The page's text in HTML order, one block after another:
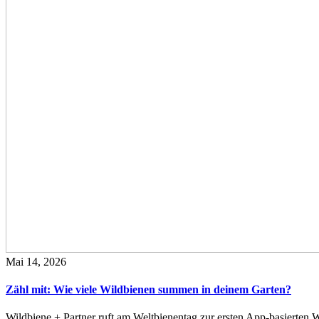
Mai 14, 2026
Zähl mit: Wie viele Wildbienen summen in deinem Garten?